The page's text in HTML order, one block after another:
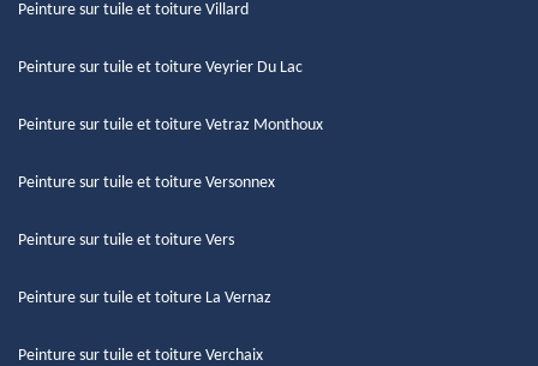
Peinture sur tuile et toiture Villard
Peinture sur tuile et toiture Veyrier Du Lac
Peinture sur tuile et toiture Vetraz Monthoux
Peinture sur tuile et toiture Versonnex
Peinture sur tuile et toiture Vers
Peinture sur tuile et toiture La Vernaz
Peinture sur tuile et toiture Verchaix